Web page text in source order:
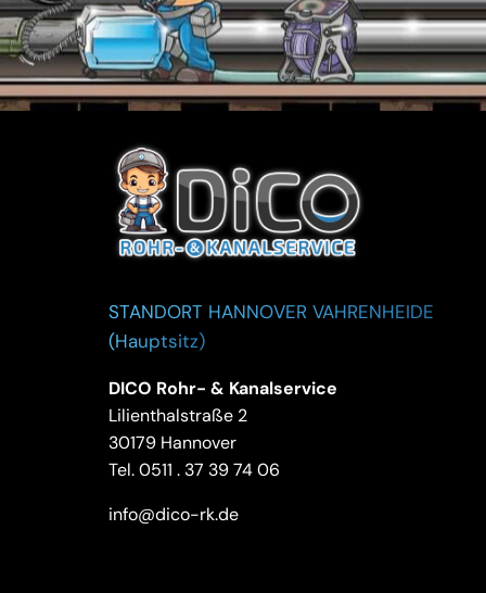
STANDORT HANNOVER VAHRENHEIDE
(Hauptsitz)
DICO Rohr- & Kanalservice
Lilienthalstraße 2
30179 Hannover
Tel.0511 . 37 39 74 06
info@dico-rk.de